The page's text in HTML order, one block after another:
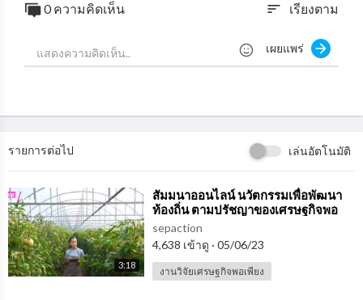
0 ความคิดเห็น sort เรียงตาม
เผยแพร่
รายการต่อไป เล่นอัตโนมัติ
3:18
⁣สัมมนาออนไลน์ นวัตกรรมเพื่อพัฒนา
ท้องถิ่น ตามปรัชญาของเศรษฐกิจพอ
เพียง
sepaction
4,638 เข้าดู · 05/06/23
งานวิจัยเศรษฐกิจพอเพียง